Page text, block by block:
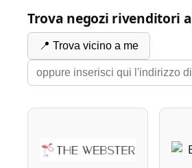
Trova negozi rivenditori a
📍 Trova vicino a me